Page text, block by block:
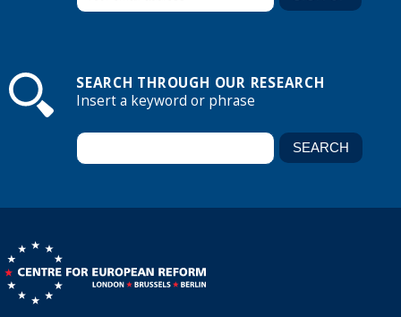
SEARCH THROUGH OUR RESEARCH
Insert a keyword or phrase